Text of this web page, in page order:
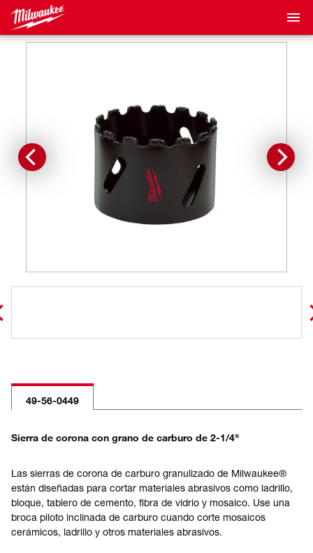
49-56-0449
Sierra de corona con grano de carburo de 2-1/4"
Las sierras de corona de carburo granulizado de Milwaukee®
están diseñadas para cortar materiales abrasivos como ladrillo,
bloque, tablero de cemento, fibra de vidrio y mosaico. Use una
broca piloto inclinada de carburo cuando corte mosaicos
cerámicos, ladrillo y otros materiales abrasivos.